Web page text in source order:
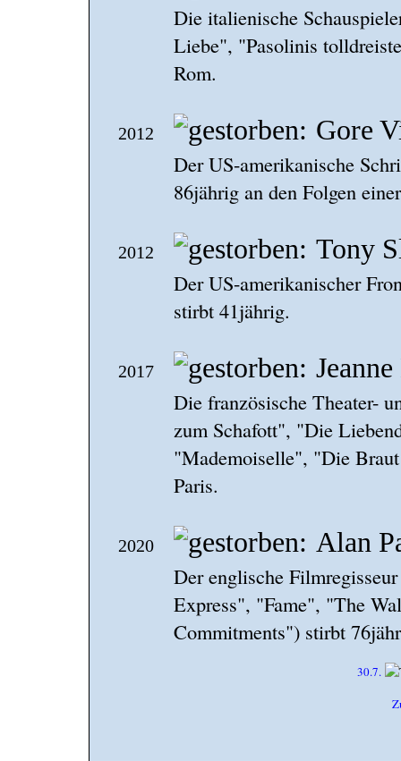
Die italienische
Liebe", "Pasolinis
Rom.
2012 Gore
Der US-amerikanische
86jährig an den Folgen
2012 Tony
Der US-amerikanischer
stirbt 41jährig.
2017
Die französische Theater-
zum Schafott", "Die
"Mademoiselle", "Die
Paris.
2020 Alan
Der englische
Express", "Fame", "The
Commitments") stirbt
30.7.